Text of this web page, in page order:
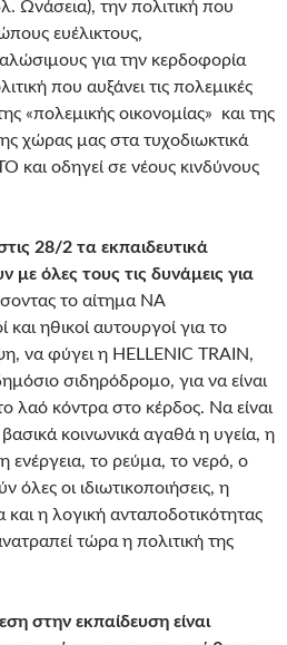
Ωνάσεια), την πολιτική που
ευέλικτους,
για την κερδοφορία
που αυξάνει τις πολεμικές
«πολεμικής οικονομίας» και της
χώρας μας στα τυχοδιωκτικά
οδηγεί σε νέους κινδύνους
28/2 τα εκπαιδευτικά
όλες τους τις δυνάμεις για
το αίτημα ΝΑ
ηθικοί αυτουργοί για το
να φύγει η HELLENIC TRAIN,
σιδηρόδρομο, για να είναι
λαό κόντρα στο κέρδος. Να είναι
κοινωνικά αγαθά η υγεία, η
ενέργεια, το ρεύμα, το νερό, ο
οι ιδιωτικοποιήσεις, η
και η λογική ανταποδοτικότητας
τώρα η πολιτική της
στην εκπαίδευση είναι